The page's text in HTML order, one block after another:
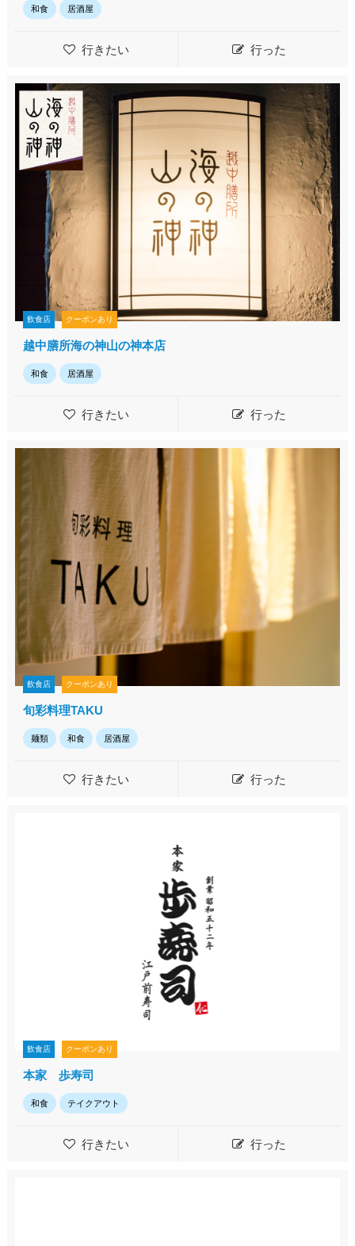
和食 居酒屋
行きたい 行った
飲食店 クーポンあり
越中膳所海の神山の神本店
和食 居酒屋
行きたい 行った
飲食店 クーポンあり
旬彩料理TAKU
麺類 和食 居酒屋
行きたい 行った
飲食店 クーポンあり
本家 歩寿司
和食 テイクアウト
行きたい 行った